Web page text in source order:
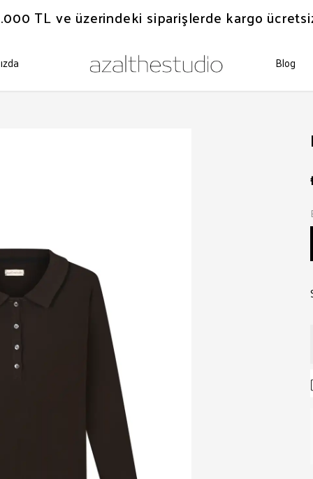
TL ve üzerindeki siparişlerde kargo
Blog